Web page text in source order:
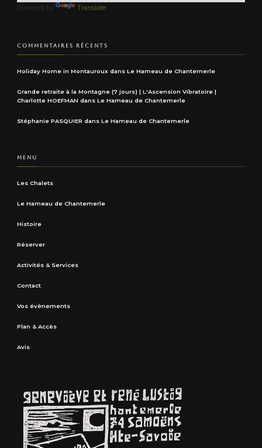
Powered by Translate
COMMENTAIRES RÉCENTS
Holiday Home in Montauroux dans Le Hameau de Chantemerle
Grande retraite à la Montagne (7 jours) | L'Ascension Vibratoire |
Charlotte HOEFMAN dans Le Hameau de Chantemerle
Stéphanie PASQUIER dans Le Hameau de Chantemerle
MENU
Les Chalets
Le Hameau de Chantemerle
Histoire
Réserver
Activités & Services
Contact
Vos évènements
Plan & Accès
Avis